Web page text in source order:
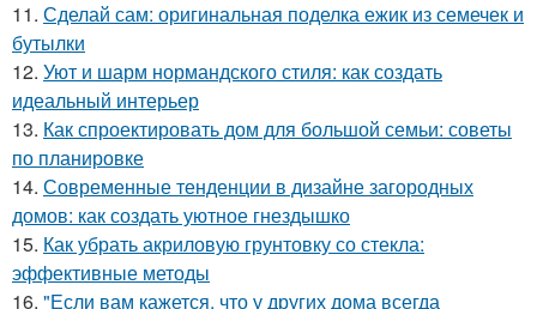
11. Сделай сам: оригинальная поделка ежик из семечек и
бутылки
12. Уют и шарм нормандского стиля: как создать
идеальный интерьер
13. Как спроектировать дом для большой семьи: советы
по планировке
14. Современные тенденции в дизайне загородных
домов: как создать уютное гнездышко
15. Как убрать акриловую грунтовку со стекла:
эффективные методы
16. "Если вам кажется, что у других дома всегда